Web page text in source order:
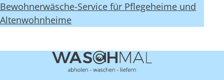
Bewohnerwäsche-Service für Pflegeheime und
Altenwohnheime